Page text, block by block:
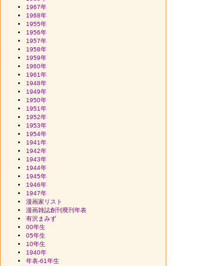
1967年
1968年
1955年
1956年
1957年
1958年
1959年
1960年
1961年
1948年
1949年
1950年
1951年
1952年
1953年
1954年
1941年
1942年
1943年
1944年
1945年
1946年
1947年
漫画家リスト
漫画雑誌創刊廃刊年表
有沢まみず
00年生
05年生
10年生
1940年
年表-61年生